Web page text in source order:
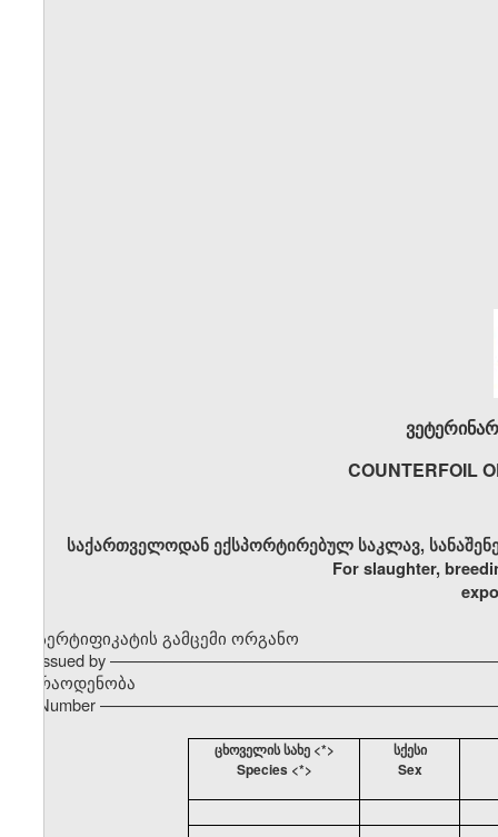
COUNTERFOIL
საქართველოდან ექსპორტირებულ საკლავ,
For slaughter,
სერტიფიკატის გამცემი ორგანო
Issued by
რაოდენობა
Number
ცხოველის სახე <*>
Species <*>
სქესი
Sex